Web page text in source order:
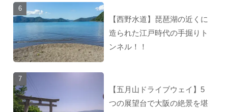
【西野水道】琵琶湖の近くに
造られた江戸時代の手掘りト
ンネル！！
【五月山ドライブウェイ】5
つの展望台で大阪の絶景を堪